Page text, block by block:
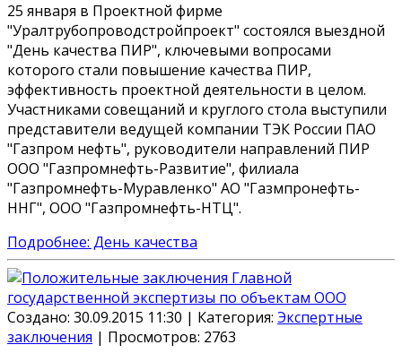
25 января в Проектной фирме
"Уралтрубопроводстройпроект" состоялся выездной
"День качества ПИР", ключевыми вопросами
которого стали повышение качества ПИР,
эффективность проектной деятельности в целом.
Участниками совещаний и круглого стола выступили
представители ведущей компании ТЭК России ПАО
"Газпром нефть", руководители направлений ПИР
ООО "Газпромнефть-Развитие", филиала
"Газпромнефть-Муравленко" АО "Газмпронефть-
ННГ", ООО "Газпромнефть-НТЦ".
Подробнее: День качества
Создано: 30.09.2015 11:30 | Категория: Экспертные
заключения | Просмотров: 2763